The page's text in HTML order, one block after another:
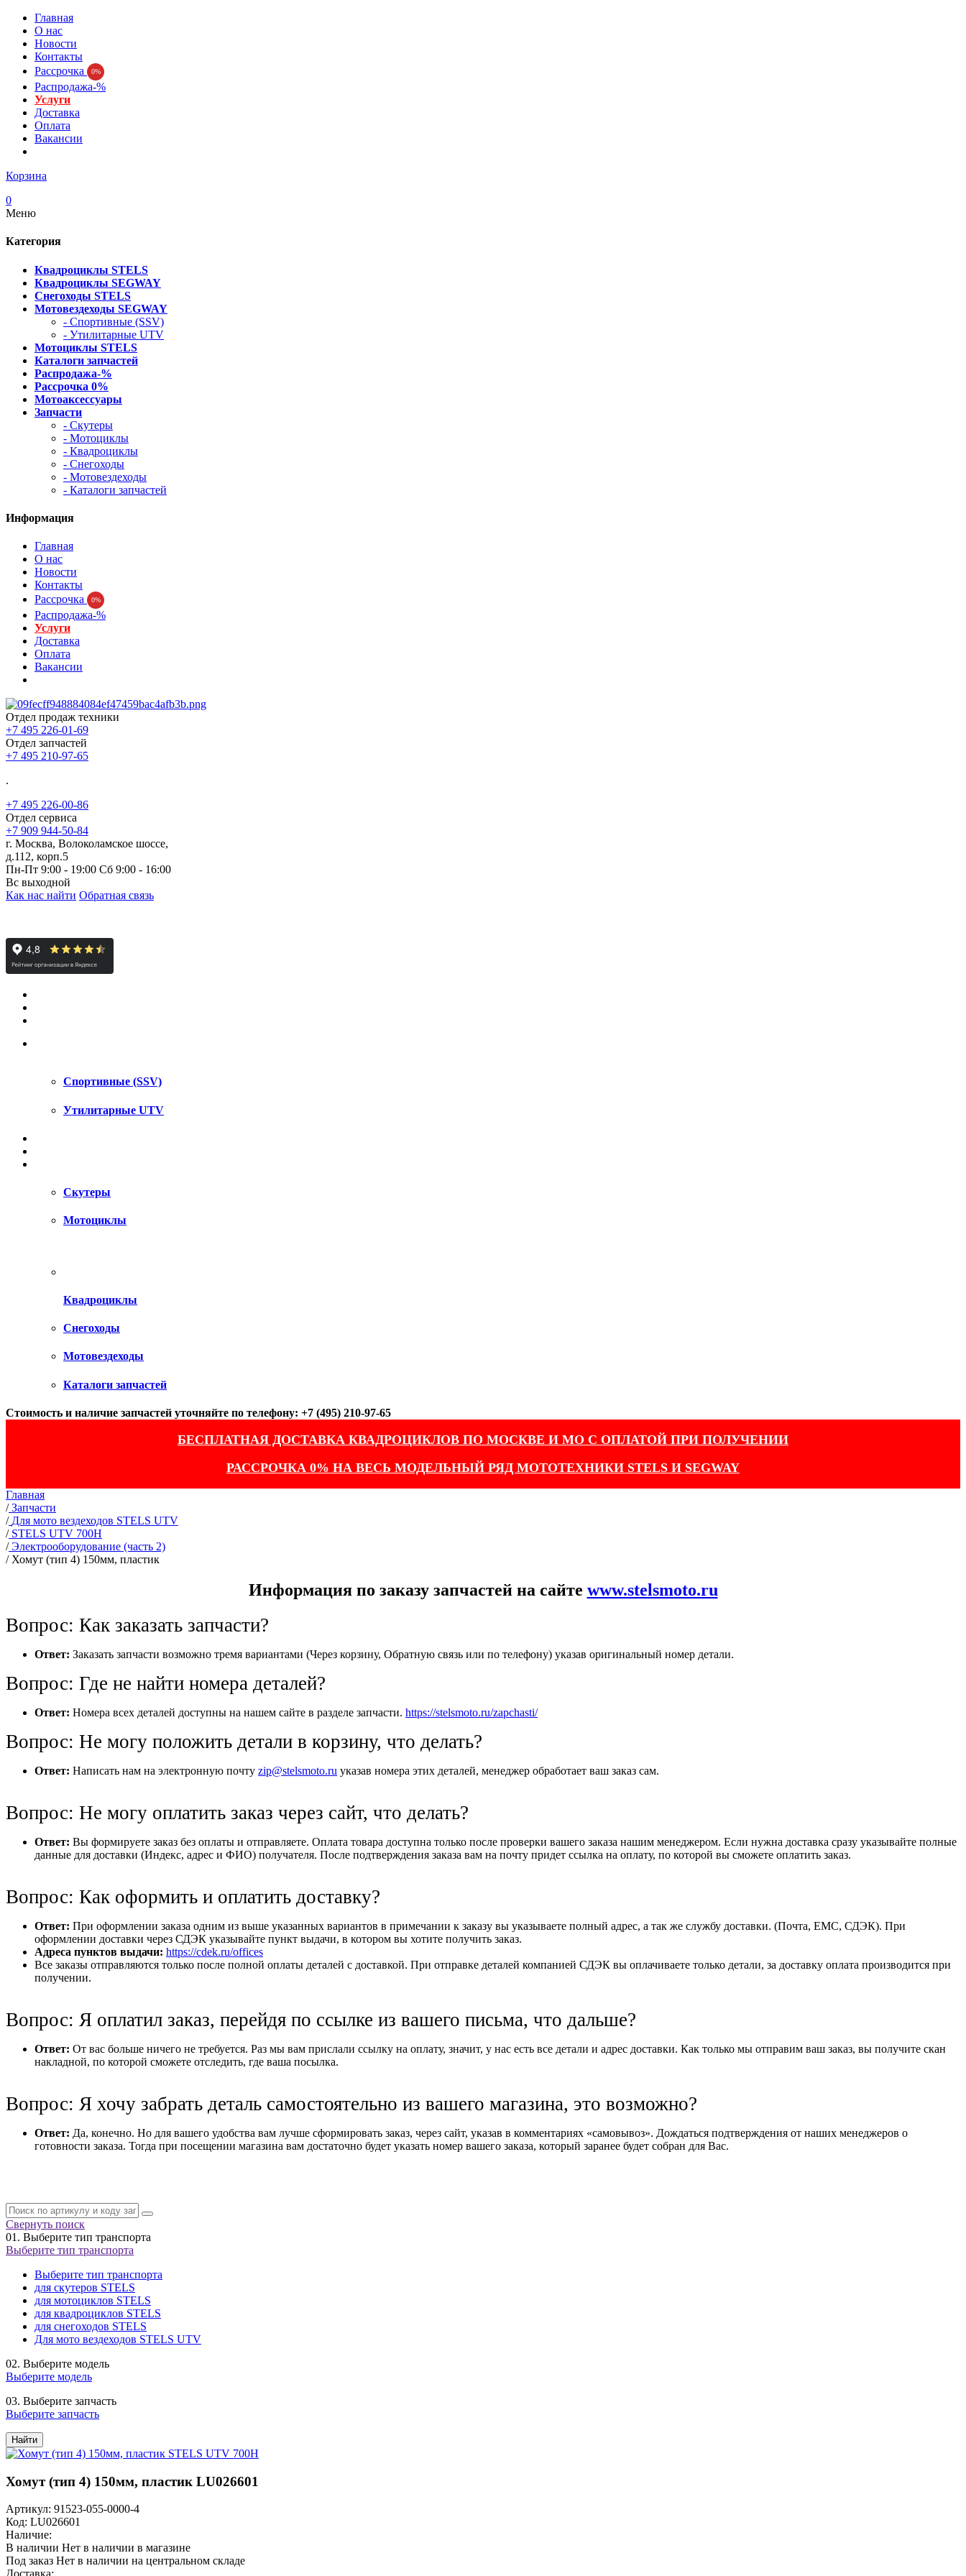
Главная
О нас
Новости
Контакты
Рассрочка
0%
Распродажа-%
Услуги
Доставка
Оплата
Вакансии
Корзина
0
Меню
Категория
Квадроциклы STELS
Квадроциклы SEGWAY
Снегоходы STELS
Мотовездеходы SEGWAY
- Спортивные (SSV)
- Утилитарные UTV
Мотоциклы STELS
Каталоги запчастей
Распродажа-%
Рассрочка 0%
Мотоаксессуары
Запчасти
- Скутеры
- Мотоциклы
- Квадроциклы
- Снегоходы
- Мотовездеходы
- Каталоги запчастей
Информация
Главная
О нас
Новости
Контакты
Рассрочка
0%
Распродажа-%
Услуги
Доставка
Оплата
Вакансии
Отдел продаж техники
+7 495 226-01-69
Отдел запчастей
+7 495 210-97-65
.
+7 495 226-00-86
Отдел сервиса
+7 909 944-50-84
г. Москва, Волоколамское шоссе,
д.112, корп.5
Пн-Пт 9:00 - 19:00 Сб 9:00 - 16:00
Вс выходной
Как нас найти Обратная связь
Спортивные (SSV)
Утилитарные UTV
Скутеры
Мотоциклы
Квадроциклы
Снегоходы
Мотовездеходы
Каталоги запчастей
Стоимость и наличие запчастей уточняйте по телефону: +7 (495) 210-97-65
БЕСПЛАТНАЯ ДОСТАВКА КВАДРОЦИКЛОВ ПО МОСКВЕ И МО С ОПЛАТОЙ ПРИ ПОЛУЧЕНИИ
РАССРОЧКА 0% НА ВЕСЬ МОДЕЛЬНЫЙ РЯД МОТОТЕХНИКИ STELS И SEGWAY
Главная
/ Запчасти
/ Для мото вездеходов STELS UTV
/ STELS UTV 700H
/ Электрооборудование (часть 2)
/ Хомут (тип 4) 150мм, пластик
Информация по заказу запчастей на сайте www.stelsmoto.ru
Вопрос: Как заказать запчасти?
Ответ: Заказать запчасти возможно тремя вариантами (Через корзину, Обратную связь или по телефону) указав оригинальный номер детали.
Вопрос: Где не найти номера деталей?
Ответ: Номера всех деталей доступны на нашем сайте в разделе запчасти. https://stelsmoto.ru/zapchasti/
Вопрос: Не могу положить детали в корзину, что делать?
Ответ: Написать нам на электронную почту zip@stelsmoto.ru указав номера этих деталей, менеджер обработает ваш заказ сам.
Вопрос: Не могу оплатить заказ через сайт, что делать?
Ответ: Вы формируете заказ без оплаты и отправляете. Оплата товара доступна только после проверки вашего заказа нашим менеджером. Если нужна доставка сразу указывайте полные
данные для доставки (Индекс, адрес и ФИО) получателя. После подтверждения заказа вам на почту придет ссылка на оплату, по которой вы сможете оплатить заказ.
Вопрос: Как оформить и оплатить доставку?
Ответ: При оформлении заказа одним из выше указанных вариантов в примечании к заказу вы указываете полный адрес, а так же службу доставки. (Почта, ЕМС, СДЭК). При
оформлении доставки через СДЭК указывайте пункт выдачи, в котором вы хотите получить заказ.
Адреса пунктов выдачи: https://cdek.ru/offices
Все заказы отправляются только после полной оплаты деталей с доставкой. При отправке деталей компанией СДЭК вы оплачиваете только детали, за доставку оплата производится при
получении.
Вопрос: Я оплатил заказ, перейдя по ссылке из вашего письма, что дальше?
Ответ: От вас больше ничего не требуется. Раз мы вам прислали ссылку на оплату, значит, у нас есть все детали и адрес доставки. Как только мы отправим ваш заказ, вы получите скан
накладной, по которой сможете отследить, где ваша посылка.
Вопрос: Я хочу забрать деталь самостоятельно из вашего магазина, это возможно?
Ответ: Да, конечно. Но для вашего удобства вам лучше сформировать заказ, через сайт, указав в комментариях «самовывоз». Дождаться подтверждения от наших менеджеров о
готовности заказа. Тогда при посещении магазина вам достаточно будет указать номер вашего заказа, который заранее будет собран для Вас.
Свернуть поиск
01. Выберите тип транспорта
Выберите тип транспорта
Выберите тип транспорта
для скутеров STELS
для мотоциклов STELS
для квадроциклов STELS
для снегоходов STELS
Для мото вездеходов STELS UTV
02. Выберите модель
Выберите модель
03. Выберите запчасть
Выберите запчасть
Найти
Хомут (тип 4) 150мм, пластик LU026601
Артикул: 91523-055-0000-4
Код: LU026601
Наличие:
В наличии Нет в наличии в магазине
Под заказ Нет в наличии на центральном складе